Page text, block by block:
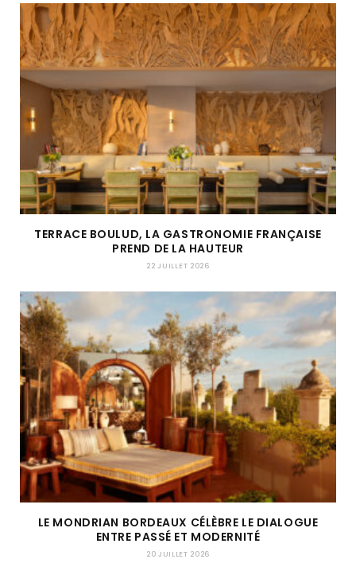
TERRACE BOULUD, LA GASTRONOMIE FRANÇAISE
PREND DE LA HAUTEUR
22 JUILLET 2026
LE MONDRIAN BORDEAUX CÉLÈBRE LE DIALOGUE
ENTRE PASSÉ ET MODERNITÉ
20 JUILLET 2026